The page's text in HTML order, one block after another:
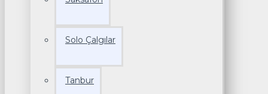
Solo Çalgılar
Tanbur